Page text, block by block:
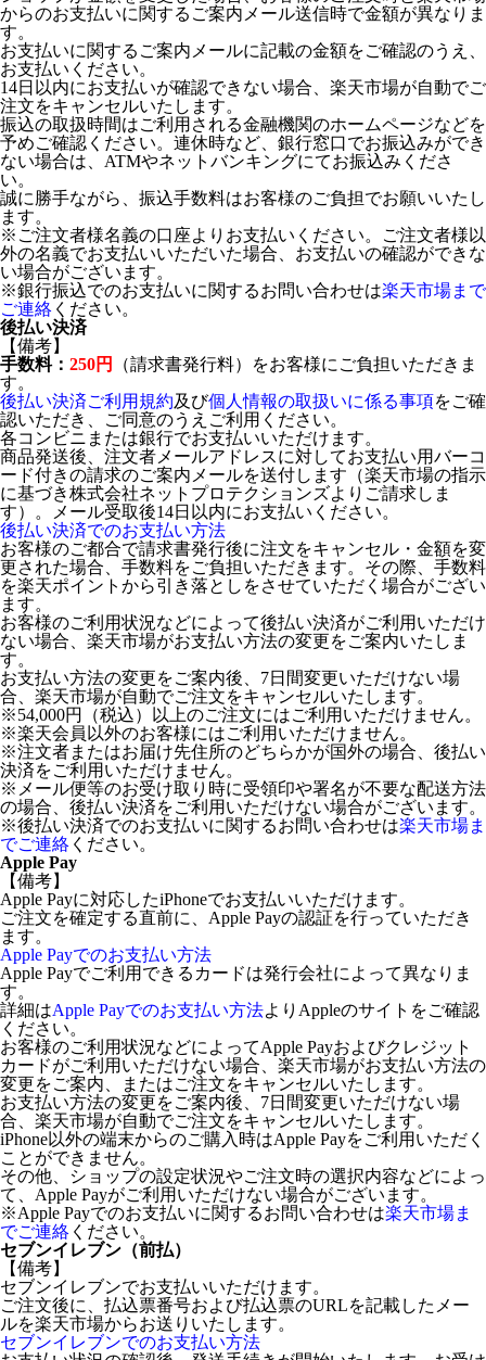
からのお支払いに関するご案内メール送信時で金額が異なりま
す。
お支払いに関するご案内メールに記載の金額をご確認のうえ、
お支払いください。
14日以内にお支払いが確認できない場合、楽天市場が自動でご
注文をキャンセルいたします。
振込の取扱時間はご利用される金融機関のホームページなどを
予めご確認ください。連休時など、銀行窓口でお振込みができ
ない場合は、ATMやネットバンキングにてお振込みくださ
い。
誠に勝手ながら、振込手数料はお客様のご負担でお願いいたし
ます。
※ご注文者様名義の口座よりお支払いください。ご注文者様以
外の名義でお支払いいただいた場合、お支払いの確認ができな
い場合がございます。
※銀行振込でのお支払いに関するお問い合わせは楽天市場まで
ご連絡 ください。
後払い決済
【備考】
手数料： 250円
（請求書発行料）をお客様にご負担いただきま
す。
後払い決済ご利用規約及び個人情報の取扱いに係る事項をご確
認いただき、ご同意のうえご利用ください。
各コンビニまたは銀行でお支払いいただけます。
商品発送後、注文者メールアドレスに対してお支払い用バーコ
ード付きの請求のご案内メールを送付します（楽天市場の指示
に基づき株式会社ネットプロテクションズよりご請求しま
す）。メール受取後14日以内にお支払いください。
後払い決済でのお支払い方法
お客様のご都合で請求書発行後に注文をキャンセル・金額を変
更された場合、手数料をご負担いただきます。その際、手数料
を楽天ポイントから引き落としをさせていただく場合がござい
ます。
お客様のご利用状況などによって後払い決済がご利用いただけ
ない場合、楽天市場がお支払い方法の変更をご案内いたしま
す。
お支払い方法の変更をご案内後、7日間変更いただけない場
合、楽天市場が自動でご注文をキャンセルいたします。
※54,000円（税込）以上のご注文にはご利用いただけません。
※楽天会員以外のお客様にはご利用いただけません。
※注文者またはお届け先住所のどちらかが国外の場合、後払い
決済をご利用いただけません。
※メール便等のお受け取り時に受領印や署名が不要な配送方法
の場合、後払い決済をご利用いただけない場合がございます。
※後払い決済でのお支払いに関するお問い合わせは楽天市場ま
でご連絡 ください。
Apple Pay
【備考】
Apple Payに対応したiPhoneでお支払いいただけます。
ご注文を確定する直前に、Apple Payの認証を行っていただき
ます。
Apple Payでのお支払い方法
Apple Payでご利用できるカードは発行会社によって異なりま
す。
詳細はApple Payでのお支払い方法よりAppleのサイトをご確認
ください。
お客様のご利用状況などによってApple Payおよびクレジット
カードがご利用いただけない場合、楽天市場がお支払い方法の
変更をご案内、またはご注文をキャンセルいたします。
お支払い方法の変更をご案内後、7日間変更いただけない場
合、楽天市場が自動でご注文をキャンセルいたします。
iPhone以外の端末からのご購入時はApple Payをご利用いただく
ことができません。
その他、ショップの設定状況やご注文時の選択内容などによっ
て、Apple Payがご利用いただけない場合がございます。
※Apple Payでのお支払いに関するお問い合わせは楽天市場ま
でご連絡 ください。
セブンイレブン（前払）
【備考】
セブンイレブンでお支払いいただけます。
ご注文後に、払込票番号および払込票のURLを記載したメー
ルを楽天市場からお送りいたします。
セブンイレブンでのお支払い方法